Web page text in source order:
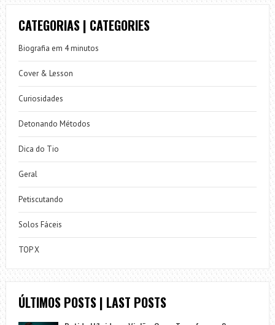
CATEGORIAS | CATEGORIES
Biografia em 4 minutos
Cover & Lesson
Curiosidades
Detonando Métodos
Dica do Tio
Geral
Petiscutando
Solos Fáceis
TOP X
ÚLTIMOS POSTS | LAST POSTS